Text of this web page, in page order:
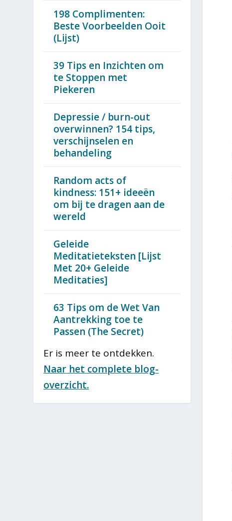
198 Complimenten:
Beste Voorbeelden Ooit
(Lijst)
39 Tips en Inzichten om
te Stoppen met
Piekeren
Depressie / burn-out
overwinnen? 154 tips,
verschijnselen en
behandeling
Random acts of
kindness: 151+ ideeën
om bij te dragen aan de
wereld
Geleide
Meditatieteksten [Lijst
Met 20+ Geleide
Meditaties]
63 Tips om de Wet Van
Aantrekking toe te
Passen (The Secret)
Er is meer te ontdekken.
Naar het complete blog-
overzicht.